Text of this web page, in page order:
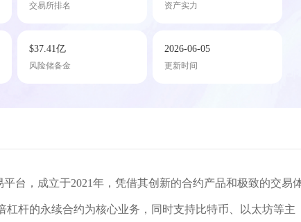
交易所排名 资产实力
$37.41亿
风险储备金
2026-06-05
更新时间
台，成立于2021年，凭借其创新的合约产品和极致的交易
杆的永续合约为核心业务，同时支持比特币、以太坊等主